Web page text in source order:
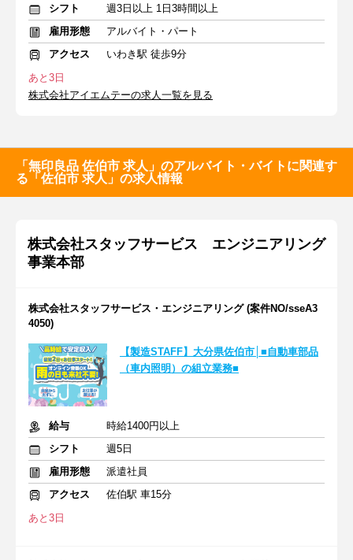
シフト
週3日以上 1日3時間以上
雇用形態
アルバイト・パート
アクセス
いわき駅 徒歩9分
あと3日
株式会社アイエムテーの求人一覧を見る
「無印良品 佐伯市 求人」のアルバイト・バイトに関連す
る「佐伯市 求人」の求人情報
株式会社スタッフサービス エンジニアリング
事業本部
株式会社スタッフサービス・エンジニアリング (案件NO/sseA3
4050)
【製造STAFF】大分県佐伯市│■自動車部品
（車内照明）の組立業務■
給与
時給1400円以上
シフト
週5日
雇用形態
派遣社員
アクセス
佐伯駅 車15分
あと3日